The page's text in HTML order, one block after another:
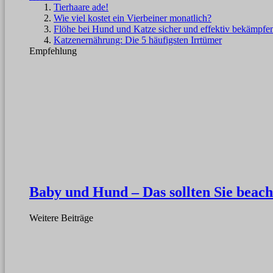
Tierhaare ade!
Wie viel kostet ein Vierbeiner monatlich?
Flöhe bei Hund und Katze sicher und effektiv
Katzenernährung: Die 5 häufigsten Irrtümer
Empfehlung
Baby und Hund – Das sollten Sie
Weitere Beiträge